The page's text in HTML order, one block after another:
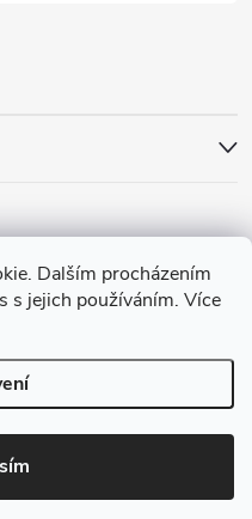
Dalším procházením
s jejich používáním. Více
. Všechna práva vyhrazena.